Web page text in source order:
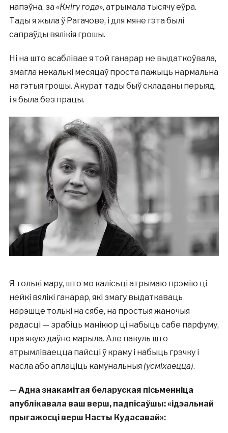
напэўна, за «Кнігу года», атрымала тысячу еўра.
Тады я жыла ў Рагачове, і для мяне гэта былі
сапраўды вялікія грошы.
Ні на што асаблівае я той ганарар не выдаткоўвала,
змагла некалькі месяцаў проста пажыць нармальна
на гэтыя грошы. Акурат тады быў складаны перыяд,
і я была без працы.
Я толькі мару, што мо калісьці атрымаю прэмію ці
нейкі вялікі ганарар, які змагу выдаткаваць
нарэшце толькі на сябе, на простыя жаночыя
радасці — зрабіць манікюр ці набыць сабе парфуму,
пра якую даўно марыла. Але пакуль што
атрымліваецца пайсці ў краму і набыць грэчку і
масла або аплаціць камунальныя (усміхаецца).
— Адна знакамітая беларуская пісьменніца
апублікавала ваш верш, падпісаўшы: «ідэальнай
прыгажосці верш Насты Кудасавай»: